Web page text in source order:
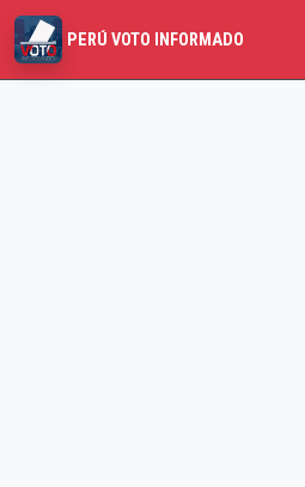
PERÚ VOTO INFORMADO